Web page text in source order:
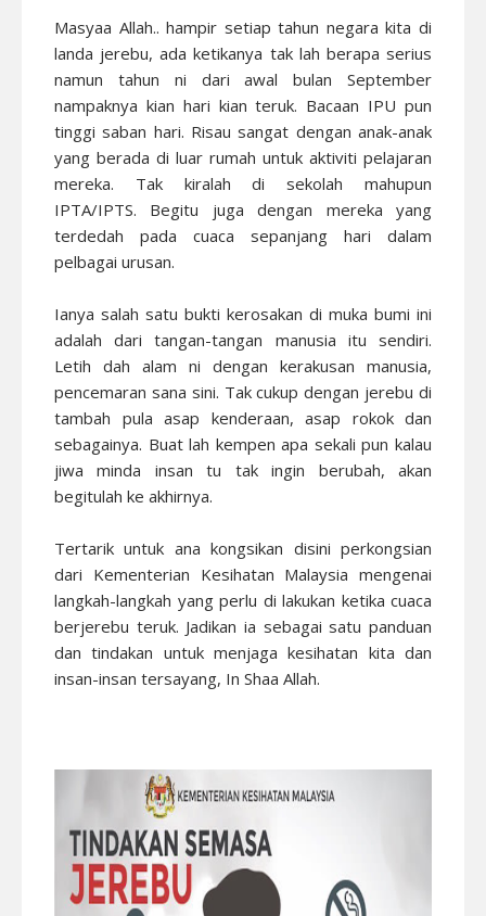
Masyaa Allah.. hampir setiap tahun negara kita di
landa jerebu, ada ketikanya tak lah berapa serius
namun tahun ni dari awal bulan September
nampaknya kian hari kian teruk. Bacaan IPU pun
tinggi saban hari. Risau sangat dengan anak-anak
yang berada di luar rumah untuk aktiviti pelajaran
mereka. Tak kiralah di sekolah mahupun
IPTA/IPTS. Begitu juga dengan mereka yang
terdedah pada cuaca sepanjang hari dalam
pelbagai urusan.
Ianya salah satu bukti kerosakan di muka bumi ini
adalah dari tangan-tangan manusia itu sendiri.
Letih dah alam ni dengan kerakusan manusia,
pencemaran sana sini. Tak cukup dengan jerebu di
tambah pula asap kenderaan, asap rokok dan
sebagainya. Buat lah kempen apa sekali pun kalau
jiwa minda insan tu tak ingin berubah, akan
begitulah ke akhirnya.
Tertarik untuk ana kongsikan disini perkongsian
dari Kementerian Kesihatan Malaysia mengenai
langkah-langkah yang perlu di lakukan ketika cuaca
berjerebu teruk. Jadikan ia sebagai satu panduan
dan tindakan untuk menjaga kesihatan kita dan
insan-insan tersayang, In Shaa Allah.